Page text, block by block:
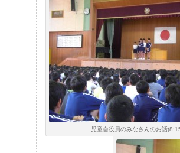
児童会役員のみなさんのお話